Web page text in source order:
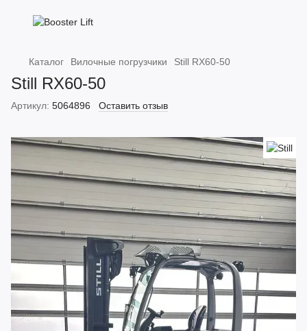
Каталог Вилочные погрузчики Still RX60-50
Still RX60-50
Артикул: 5064896 Оставить отзыв